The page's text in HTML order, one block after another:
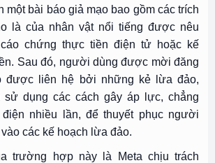
một bài báo giả mạo bao gồm các trích
là của nhân vật nổi tiếng được nêu
chứng thực tiền điện tử hoặc kế
Sau đó, người dùng được mời đăng
được liên hệ bởi những kẻ lừa đảo,
sử dụng các cách gây áp lực, chẳng
nhiều lần, để thuyết phục người
các kế hoạch lừa đảo.
trường hợp này là Meta chịu trách